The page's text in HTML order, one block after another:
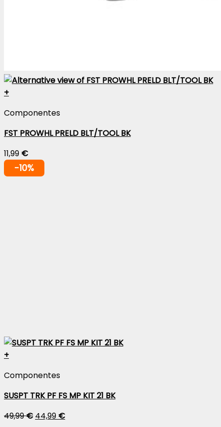
+
Componentes
FST PROWHL PRELD BLT/TOOL BK
11,99 €
-10%
+
Componentes
SUSPT TRK PF FS MP KIT 21 BK
49,99€ 44,99 €